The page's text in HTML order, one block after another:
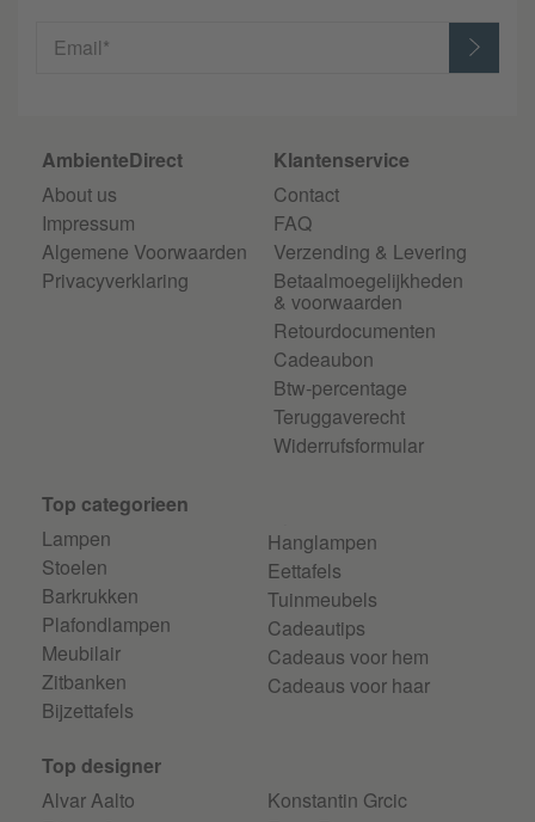
Email*
AmbienteDirect
About us
Impressum
Algemene Voorwaarden
Privacyverklaring
Klantenservice
Contact
FAQ
Verzending & Levering
Betaalmoegelijkheden
& voorwaarden
Retourdocumenten
Cadeaubon
Btw-percentage
Teruggaverecht
Widerrufsformular
Top categorieen
Lampen
Stoelen
Barkrukken
Plafondlampen
Meubilair
Zitbanken
Bijzettafels
Hanglampen
Eettafels
Tuinmeubels
Cadeautips
Cadeaus voor hem
Cadeaus voor haar
Top designer
Alvar Aalto
Konstantin Grcic